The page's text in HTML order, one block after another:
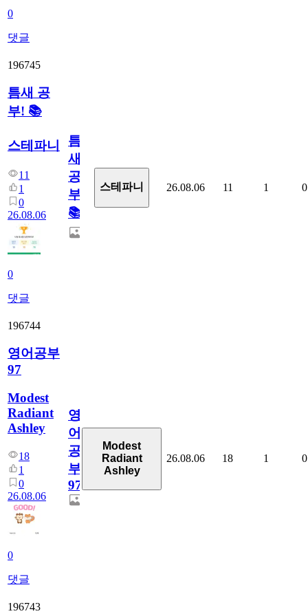
0
댓글
196745
틈새 공
부! 📚
스테파니
11
1
0
26.08.06
0
댓글
틈
새
공
부!
📚
스테파니 26.08.06 11 1 0
196744
영어공부
97
Modest
Radiant
Ashley
18
1
0
26.08.06
0
댓글
영
어
공
부
97
Modest
Radiant
Ashley
26.08.06 18 1 0
196743